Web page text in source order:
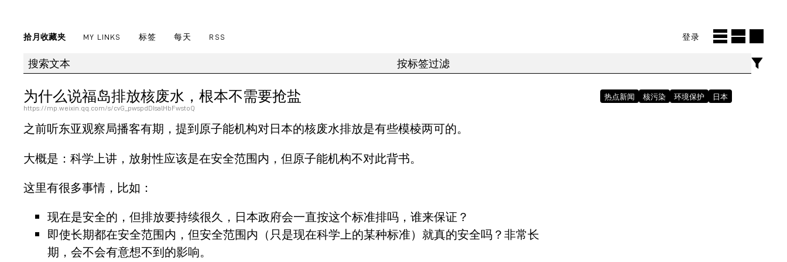
拾月收藏夹 MY LINKS 标签 每天 RSS 登录
为什么说福岛排放核废水，根本不需要抢盐
https://mp.weixin.qq.com/s/cvG_pwspdDIsalHbFwstoQ
热点新闻 核污染 环境保护 日本
之前听东亚观察局播客有期，提到原子能机构对日本的核废水排放是有些模棱两可的。
大概是：科学上讲，放射性应该是在安全范围内，但原子能机构不对此背书。
这里有很多事情，比如：
现在是安全的，但排放要持续很久，日本政府会一直按这个标准排吗，谁来保证？
即使长期都在安全范围内，但安全范围内（只是现在科学上的某种标准）就真的安全吗？非常长
期，会不会有意想不到的影响。